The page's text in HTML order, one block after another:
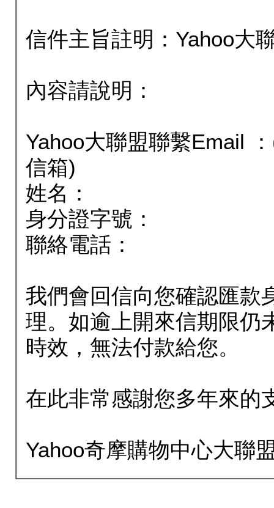
信件主旨註明：Yahoo大
內容請說明：
Yahoo大聯盟聯繫Email
信箱)
姓名：
身分證字號：
聯絡電話：
我們會回信向您確認匯款
理。如逾上開來信期限仍
時效，無法付款給您。
在此非常感謝您多年來的
Yahoo奇摩購物中心大